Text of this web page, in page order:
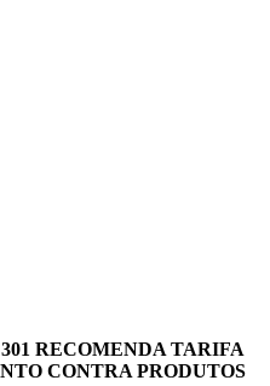
RECOMENDA TARIFA
CONTRA PRODUTOS